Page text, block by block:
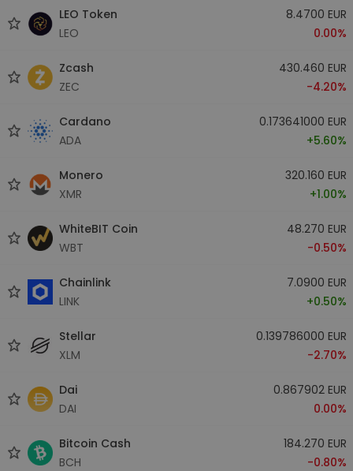
LEO Token
LEO
8.4700 EUR
0.00%
Zcash
ZEC
430.460 EUR
-4.20%
Cardano
ADA
0.173641000 EUR
+5.60%
Monero
XMR
320.160 EUR
+1.00%
WhiteBIT Coin
WBT
48.270 EUR
-0.50%
Chainlink
LINK
7.0900 EUR
+0.50%
Stellar
XLM
0.139786000 EUR
-2.70%
Dai
DAI
0.867902 EUR
0.00%
Bitcoin Cash
BCH
184.270 EUR
-0.80%